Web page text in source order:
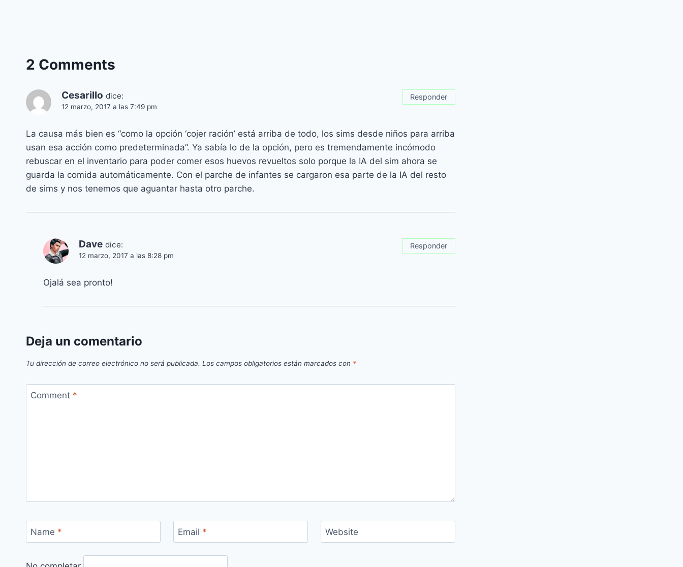
2 Comments
Cesarillo dice:
12 marzo, 2017 a las 7:49 pm
La causa más bien es “como la opción ‘cojer ración’ está arriba de todo, los sims desde niños para arriba
usan esa acción como predeterminada”. Ya sabía lo de la opción, pero es tremendamente incómodo
rebuscar en el inventario para poder comer esos huevos revueltos solo porque la IA del sim ahora se
guarda la comida automáticamente. Con el parche de infantes se cargaron esa parte de la IA del resto
de sims y nos tenemos que aguantar hasta otro parche.
Responder
Dave dice:
12 marzo, 2017 a las 8:28 pm
Ojalá sea pronto!
Responder
Deja un comentario
Tu dirección de correo electrónico no será publicada. Los campos obligatorios están marcados con *
Comment *
Name * Email * Website